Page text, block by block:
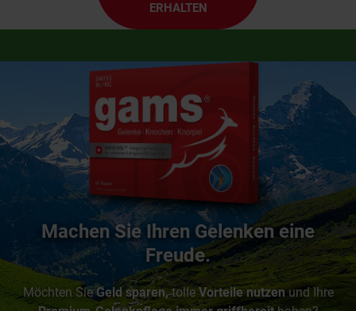
ERHALTEN
Machen Sie Ihren Gelenken eine
Freude.
Möchten SieGeld sparen,tolleVorteile nutzenund Ihre